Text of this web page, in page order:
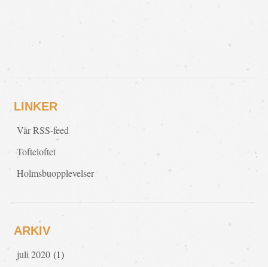
LINKER
Vår RSS-feed
Tofteloftet
Holmsbuopplevelser
ARKIV
juli 2020(1)